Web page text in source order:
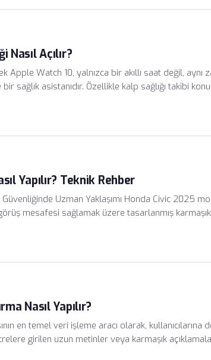
Nasıl Açılır?
Apple Watch 10, yalnızca bir akıllı saat değil, aynı
sağlık asistanıdır. Özellikle kalp sağlığı takibi
elektriksel aktivitesini kaydederek ritim
pek çok kullanıcı kalp ritmindeki anormallikleri
Yapılır? Teknik Rehber
Uzman Yaklaşımı Honda Civic 2025
mesafesi sağlamak üzere tasarlanmış karmaşık
sadece sürücünün yolu görmesi değil, aynı
adına kritik bir teknik süreçtir. Honda
Nasıl Yapılır?
en temel veri işleme aracı olarak,
girilen uzun metinler veya karmaşık
okunmaz hale gelir. Bu durum, özellikle finansal